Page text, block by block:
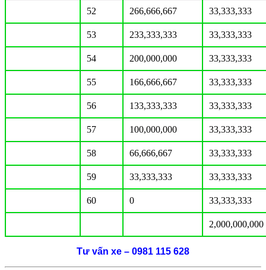
52 266,666,667 33,333,333
53 233,333,333 33,333,333
54 200,000,000 33,333,333
55 166,666,667 33,333,333
56 133,333,333 33,333,333
57 100,000,000 33,333,333
58 66,666,667 33,333,333
59 33,333,333 33,333,333
60 0 33,333,333
2,000,000,000
Tư vấn xe – 0981 115 628